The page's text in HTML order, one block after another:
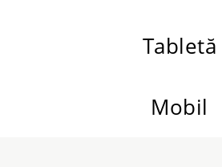
Tabletă
Mobil